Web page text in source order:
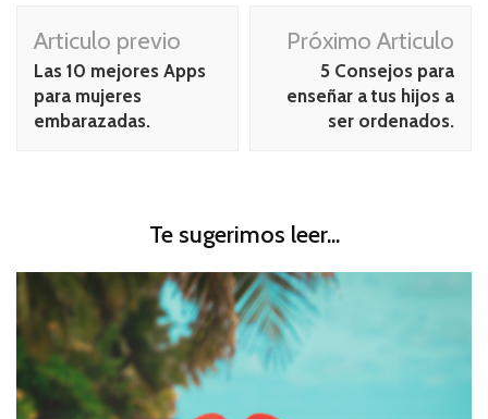
Navegación
de
publicación
Articulo previo
Las 10 mejores Apps
para mujeres
embarazadas.
Próximo Articulo
5 Consejos para
enseñar a tus hijos a
ser ordenados.
Te sugerimos leer...